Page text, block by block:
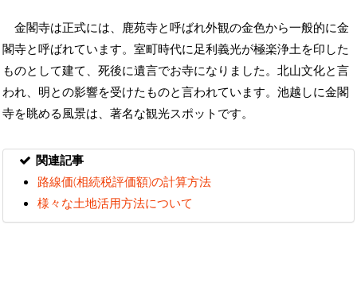
金閣寺は正式には、鹿苑寺と呼ばれ外観の金色から一般的に金
閣寺と呼ばれています。室町時代に足利義光が極楽浄土を印した
ものとして建て、死後に遺言でお寺になりました。北山文化と言
われ、明との影響を受けたものと言われています。池越しに金閣
寺を眺める風景は、著名な観光スポットです。
関連記事
路線価(相続税評価額)の計算方法
様々な土地活用方法について